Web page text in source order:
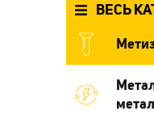
ВЕСЬ